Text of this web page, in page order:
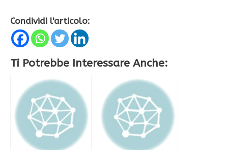
Condividi l'articolo:
Ti Potrebbe Interessare Anche: